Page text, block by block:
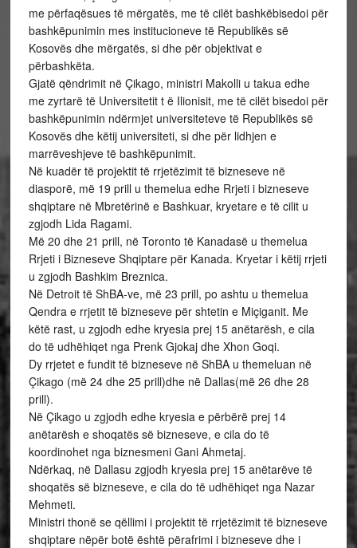
me përfaqësues të mërgatës, me të cilët bashkëbisedoi për
bashkëpunimin mes institucioneve të Republikës së
Kosovës dhe mërgatës, si dhe për objektivat e
përbashkëta.
Gjatë qëndrimit në Çikago, ministri Makolli u takua edhe
me zyrtarë të Universitetit t ë Ilionisit, me të cilët bisedoi për
bashkëpunimin ndërmjet universiteteve të Republikës së
Kosovës dhe këtij universiteti, si dhe për lidhjen e
marrëveshjeve të bashkëpunimit.
Në kuadër të projektit të rrjetëzimit të bizneseve në
diasporë, më 19 prill u themelua edhe Rrjeti i bizneseve
shqiptare në Mbretërinë e Bashkuar, kryetare e të cilit u
zgjodh Lida Ragami.
Më 20 dhe 21 prill, në Toronto të Kanadasë u themelua
Rrjeti i Bizneseve Shqiptare për Kanada. Kryetar i këtij rrjeti
u zgjodh Bashkim Breznica.
Në Detroit të ShBA-ve, më 23 prill, po ashtu u themelua
Qendra e rrjetit të bizneseve për shtetin e Miçiganit. Me
këtë rast, u zgjodh edhe kryesia prej 15 anëtarësh, e cila
do të udhëhiqet nga Prenk Gjokaj dhe Xhon Goqi.
Dy rrjetet e fundit të bizneseve në ShBA u themeluan në
Çikago (më 24 dhe 25 prill)dhe në Dallas(më 26 dhe 28
prill).
Në Çikago u zgjodh edhe kryesia e përbërë prej 14
anëtarësh e shoqatës së bizneseve, e cila do të
koordinohet nga biznesmeni Gani Ahmetaj.
Ndërkaq, në Dallasu zgjodh kryesia prej 15 anëtarëve të
shoqatës së bizneseve, e cila do të udhëhiqet nga Nazar
Mehmeti.
Ministri thonë se qëllimi i projektit të rrjetëzimit të bizneseve
shqiptare nëpër botë është përafrimi i bizneseve dhe i